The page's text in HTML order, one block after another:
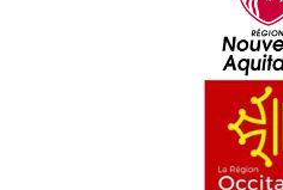
Libre 37 : Insularas
Libre 38 : Las